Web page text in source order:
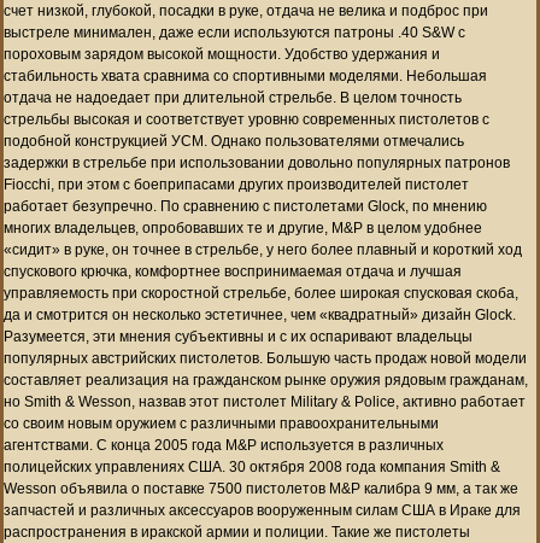
счет низкой, глубокой, посадки в руке, отдача не велика и подброс при
выстреле минимален, даже если используются патроны .40 S&W с
пороховым зарядом высокой мощности. Удобство удержания и
стабильность хвата сравнима со спортивными моделями. Небольшая
отдача не надоедает при длительной стрельбе. В целом точность
стрельбы высокая и соответствует уровню современных пистолетов с
подобной конструкцией УСМ. Однако пользователями отмечались
задержки в стрельбе при использовании довольно популярных патронов
Fiocchi, при этом с боеприпасами других производителей пистолет
работает безупречно. По сравнению с пистолетами Glock, по мнению
многих владельцев, опробовавших те и другие, M&P в целом удобнее
«сидит» в руке, он точнее в стрельбе, у него более плавный и короткий ход
спускового крючка, комфортнее воспринимаемая отдача и лучшая
управляемость при скоростной стрельбе, более широкая спусковая скоба,
да и смотрится он несколько эстетичнее, чем «квадратный» дизайн Glock.
Разумеется, эти мнения субъективны и с их оспаривают владельцы
популярных австрийских пистолетов. Большую часть продаж новой модели
составляет реализация на гражданском рынке оружия рядовым гражданам,
но Smith & Wesson, назвав этот пистолет Military & Police, активно работает
со своим новым оружием с различными правоохранительными
агентствами. С конца 2005 года M&P используется в различных
полицейских управлениях США. 30 октября 2008 года компания Smith &
Wesson объявила о поставке 7500 пистолетов M&P калибра 9 мм, а так же
запчастей и различных аксессуаров вооруженным силам США в Ираке для
распространения в иракской армии и полиции. Такие же пистолеты